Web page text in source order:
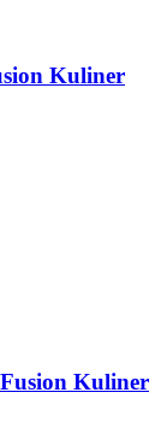
Kuliner
Kuliner